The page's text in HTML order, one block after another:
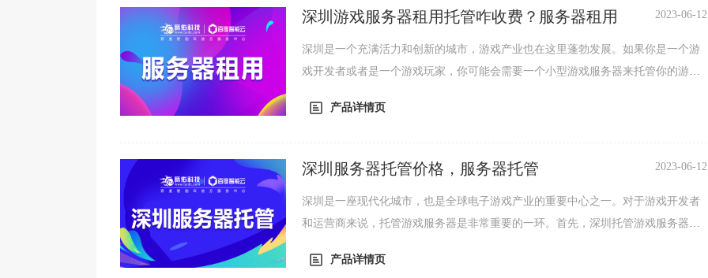
戏体验就会越好。这样可以保证游戏的流畅度...
深圳游戏服务器租用托管咋收费？服务器租用 2023-06-12
深圳是一个充满活力和创新的城市，游戏产业也在这里蓬勃发展。如果你是一个游
戏开发者或者是一个游戏玩家，你可能会需要一个小型游戏服务器来托管你的游
务器的租用价格是由很多因素决定的，比如服务器的配置、带宽、存储空间等等。
租用价格在几百元到几千元不等。其次，对于游...
产品详情页
深圳服务器托管价格，服务器托管 2023-06-12
深圳是一座现代化城市，也是全球电子游戏产业的重要中心之一。对于游戏开发者
和运营商来说，托管游戏服务器是非常重要的一环。首先，深圳托管游戏服务器的
会涉及到机房租金、电费、网络带宽、维护费用等。其次，托管游戏服务器的带宽
产品详情页